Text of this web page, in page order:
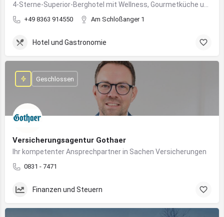
+49 8363 914550 Am Schloßanger 1
Hotel und Gastronomie
Versicherungsagentur Gothaer
Ihr kompetenter Ansprechpartner in Sachen Versicherungen
0831 - 7471
Geschlossen
Finanzen und Steuern